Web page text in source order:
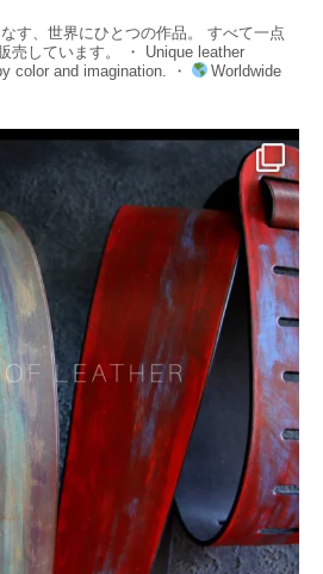
す、世界にひとつの作品。
すべて一点
売しています。
・
Unique leather
color and imagination.
・
Worldwide